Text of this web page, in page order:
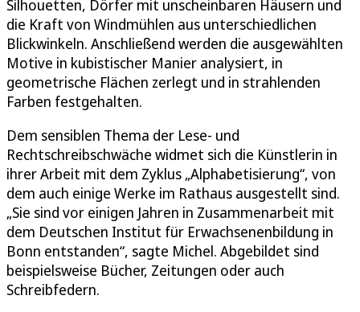
Silhouetten, Dörfer mit unscheinbaren Häusern und
die Kraft von Windmühlen aus unterschiedlichen
Blickwinkeln. Anschließend werden die ausgewählten
Motive in kubistischer Manier analysiert, in
geometrische Flächen zerlegt und in strahlenden
Farben festgehalten.
Dem sensiblen Thema der Lese- und
Rechtschreibschwäche widmet sich die Künstlerin in
ihrer Arbeit mit dem Zyklus „Alphabetisierung“, von
dem auch einige Werke im Rathaus ausgestellt sind.
„Sie sind vor einigen Jahren in Zusammenarbeit mit
dem Deutschen Institut für Erwachsenenbildung in
Bonn entstanden“, sagte Michel. Abgebildet sind
beispielsweise Bücher, Zeitungen oder auch
Schreibfedern.